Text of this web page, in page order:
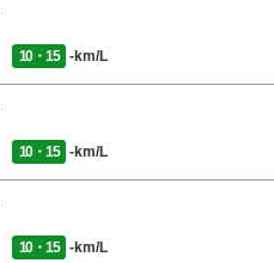
10・15 -km/L
10・15 -km/L
10・15 -km/L